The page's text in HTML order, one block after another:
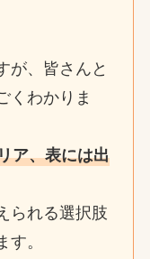
が、皆さんと
くわかりま
ア、表には出
られる選択肢
。